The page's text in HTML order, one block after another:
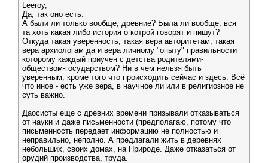
Leeroy,
Да, так оно есть.
А были ли только вообще, древние? Была ли вообще, вся
та хоть какая либо история о котрой говорят и пишут?
Откуда такая уверенность, такая вера авторитетам, такая
вера архиологам да и вера личному "опыту" правильности
которому каждый приучен с детства родителями-
обществом-государством? Ни в чем нельзя быть
уверенным, кроме того что происходить сейчас и здесь. Всё
что иное - есть уже вера, в научное ли или в религиозное не
суть важно.
Даосисты еще с древних времени призывали отказываться
от науки и даже письменности (предполагаю, потому что
письменность передает информацию не полностью и
неправильно, неполно. А предлагали жить в деревнях
небольших, своих домах, на Природе. Даже отказаться от
орудий производства, труда.